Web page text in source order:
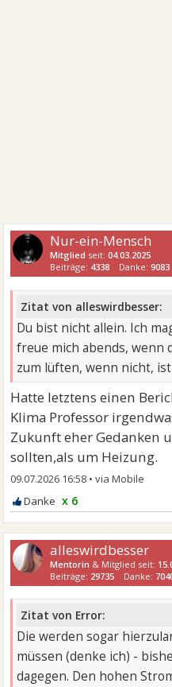
Nur-ein-Mensch
Mitglied seit:04.03.2025
Beiträge: 4338 Danke:9083
Zitat von alleswirdbesser:
Du bist nicht allein. Ich
freue mich abends, wenn
zum lüften, wenn nicht,
Hatte letztens einen
Klima Professor
Zukunft eher Gedanken
sollten,als um Heizung.
09.07.2026 16:58 •
x 6
alleswirdbesser
Mentorin & Mitglied seit:
Beiträge: 29735 Danke:
Zitat von Error:
Die werden sogar
müssen (denke ich) -
dagegen. Den hohen